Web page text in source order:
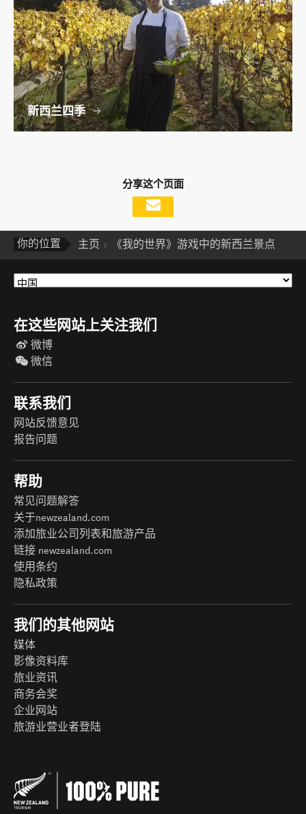
新西兰四季
分享这个页面
你的位置 主页 《我的世界》游戏中的新西兰景点
在这些网站上关注我们
微博
微信
联系我们
网站反馈意见
报告问题
帮助
常见问题解答
关于newzealand.com
添加旅业公司列表和旅游产品
链接 newzealand.com
使用条约
隐私政策
我们的其他网站
媒体
影像资料库
旅业资讯
商务会奖
企业网站
旅游业营业者登陆